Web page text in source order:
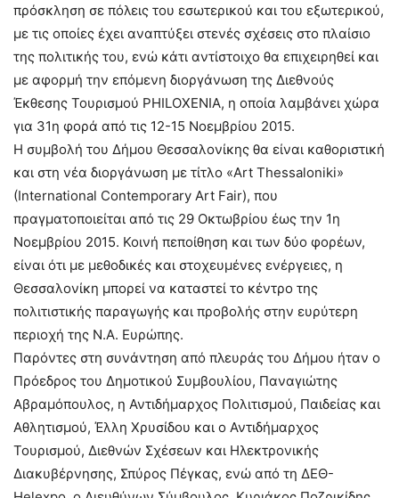
πρόσκληση σε πόλεις του εσωτερικού και του εξωτερικού,
με τις οποίες έχει αναπτύξει στενές σχέσεις στο πλαίσιο
της πολιτικής του, ενώ κάτι αντίστοιχο θα επιχειρηθεί και
με αφορμή την επόμενη διοργάνωση της Διεθνούς
Έκθεσης Τουρισμού PHILOXENIA, η οποία λαμβάνει χώρα
για 31η φορά από τις 12-15 Νοεμβρίου 2015.
Η συμβολή του Δήμου Θεσσαλονίκης θα είναι καθοριστική
και στη νέα διοργάνωση με τίτλο «Art Thessaloniki»
(International Contemporary Art Fair), που
πραγματοποιείται από τις 29 Οκτωβρίου έως την 1η
Νοεμβρίου 2015. Κοινή πεποίθηση και των δύο φορέων,
είναι ότι με μεθοδικές και στοχευμένες ενέργειες, η
Θεσσαλονίκη μπορεί να καταστεί το κέντρο της
πολιτιστικής παραγωγής και προβολής στην ευρύτερη
περιοχή της Ν.Α. Ευρώπης.
Παρόντες στη συνάντηση από πλευράς του Δήμου ήταν ο
Πρόεδρος του Δημοτικού Συμβουλίου, Παναγιώτης
Αβραμόπουλος, η Αντιδήμαρχος Πολιτισμού, Παιδείας και
Αθλητισμού, Έλλη Χρυσίδου και ο Αντιδήμαρχος
Τουρισμού, Διεθνών Σχέσεων και Ηλεκτρονικής
Διακυβέρνησης, Σπύρος Πέγκας, ενώ από τη ΔΕΘ-